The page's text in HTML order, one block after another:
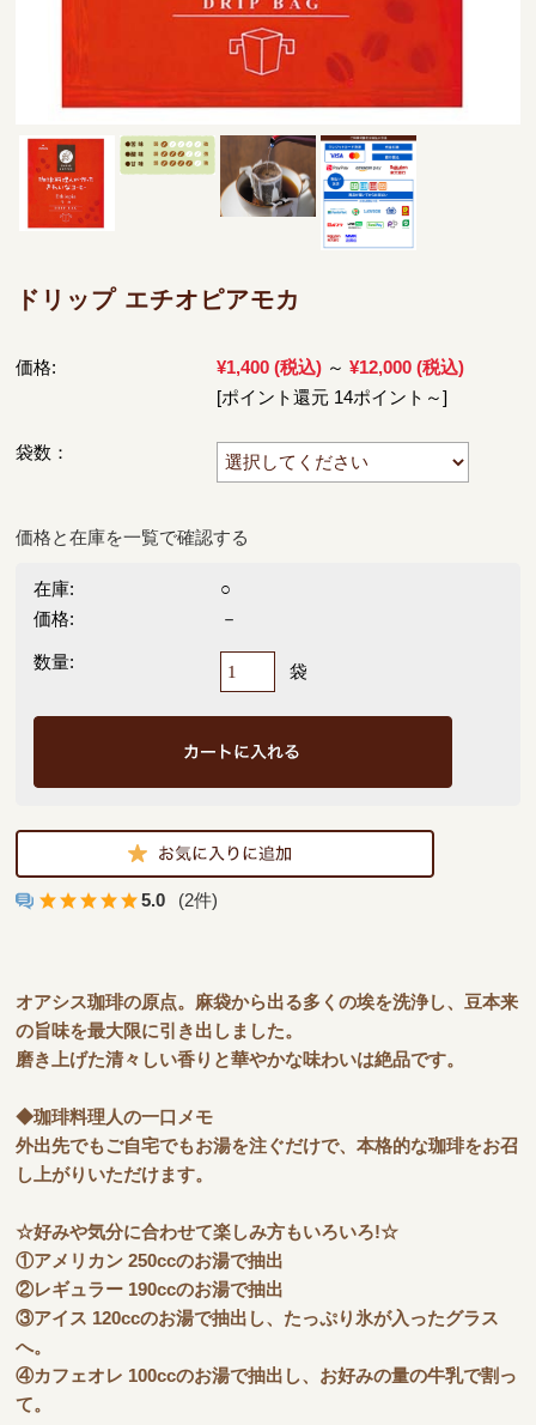
ドリップ エチオピアモカ
価格: ¥1,400 (税込) ～ ¥12,000 (税込)
[ポイント還元 14ポイント～]
袋数：
価格と在庫を一覧で確認する
在庫:
○
価格:
－
数量: 袋
5.0 (2件)
オアシス珈琲の原点。麻袋から出る多くの埃を洗浄し、豆本来
の旨味を最大限に引き出しました。
磨き上げた清々しい香りと華やかな味わいは絶品です。
◆珈琲料理人の一口メモ
外出先でもご自宅でもお湯を注ぐだけで、本格的な珈琲をお召
し上がりいただけます。
☆好みや気分に合わせて楽しみ方もいろいろ!☆
①アメリカン 250ccのお湯で抽出
②レギュラー 190ccのお湯で抽出
③アイス 120ccのお湯で抽出し、たっぷり氷が入ったグラス
へ。
④カフェオレ 100ccのお湯で抽出し、お好みの量の牛乳で割っ
て。